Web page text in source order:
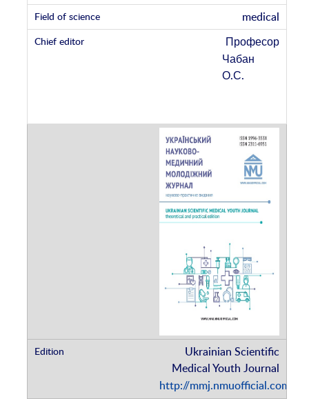
medical
Професор
Чабан
О.С.
Ukrainian Scientific
Medical Youth Journal
http://mmj.nmuofficial.com/